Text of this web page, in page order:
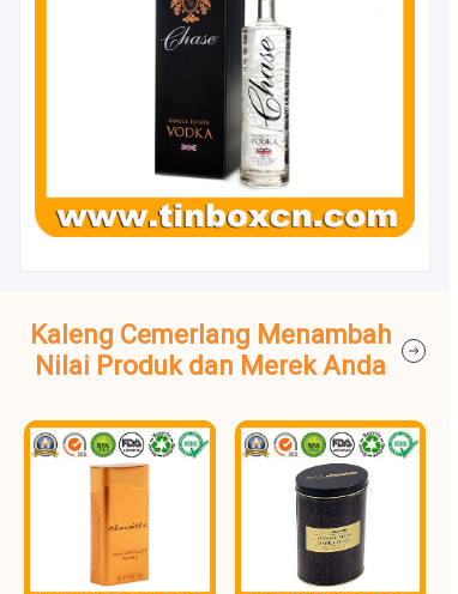
Kaleng Cemerlang Menambah
Nilai Produk dan Merek Anda